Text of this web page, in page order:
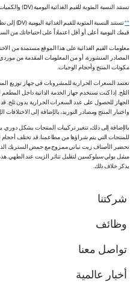
تستند النسبة المئوية للقيم الغذائية اليومية (DV) والكميات الغذائية الموصى بها RDIs إلى القيم غير المقيدة.
**
قيمك اليومية أعلى أو أقل اعتماداً على احتياجاتك من
معلومات القيم الغذائية على هذا الموقع مستمدة من
المصادر المنشورة، أو من المعلومات المقدمة من موردي
مكونات المنتج وأحجام الوجبات.
تعتمد السعرات الحرارية للمشروبات في جهاز توزيع
الثلج. إذا كنت تستخدم جهاز الخدمة الذاتية داخل
الجهاز للحصول على عدد السعرات الحرارية بدون ثلج. قد
واختبار المنتج ومصادر التوريد، بالإضافة إلى
بالإضافة إلى ذلك، تتغير تركيبات المنتجات بشكل
للمنتجات التي يتم شراؤها من مطاعمنا. قد تختلف
تحضير الأصناف زيت نباتي ممزوج مع حمض الستريك
يذكر خلاف ذلك.
شركتنا
وظائف
تواصل معنا
أخبار عالمية